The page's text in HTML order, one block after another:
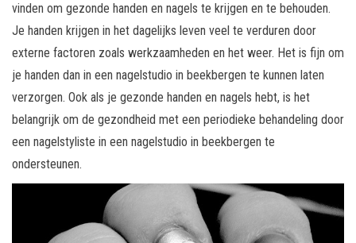
vinden om gezonde handen en nagels te krijgen en te behouden.
Je handen krijgen in het dagelijks leven veel te verduren door
externe factoren zoals werkzaamheden en het weer. Het is fijn om
je handen dan in een nagelstudio in beekbergen te kunnen laten
verzorgen. Ook als je gezonde handen en nagels hebt, is het
belangrijk om de gezondheid met een periodieke behandeling door
een nagelstyliste in een nagelstudio in beekbergen te
ondersteunen.